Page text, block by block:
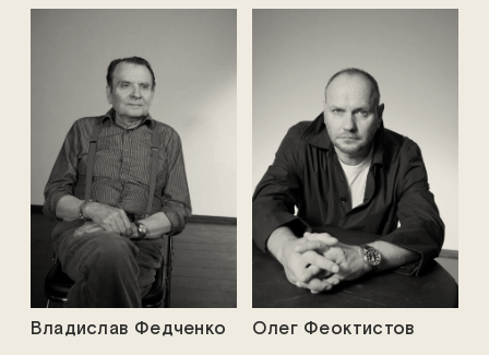
Олег Феоктистов
Владислав Федченко